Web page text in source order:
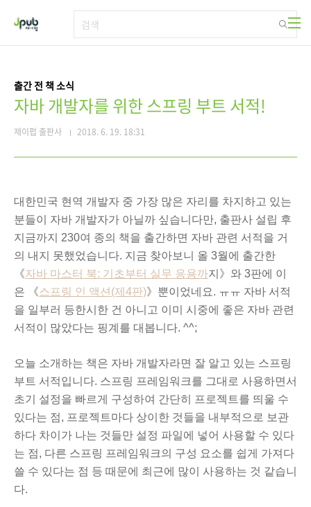
출간 전 책 소식
자바 개발자를 위한 스프링 부트 서적!
제이펍 출판사 2018. 6. 19. 18:31
대한민국 현역 개발자 중 가장 많은 자리를 차지하고 있는
분들이 자바 개발자가 아닐까 싶습니다만, 출판사 설립 후
지금까지 230여 종의 책을 출간하면 자바 관련 서적을 거
의 내지 못했었습니다. 지금 찾아보니 올 3월에 출간한
《자바 마스터 북: 기초부터 실무 응용까지》 와 3판에 이
은
《스프링 인 액션(제4판)》뿐이었네요. ㅠㅠ 자바 서적
을 일부러 등한시한 건 아니고 이미 시중에 좋은 자바 관련
서적이 많았다는 핑계를 대봅니다. ^^;
오늘 소개하는 책은 자바 개발자라면 잘 알고 있는 스프링
부트 서적입니다. 스프링 프레임워크를 그대로 사용하면서
초기 설정을 빠르게 구성하여 간단히 프로젝트를 띄울 수
있다는 점, 프로젝트마다 상이한 것들을 내부적으로 보관
하다 차이가 나는 것들만 설정 파일에 넣어 사용할 수 있다
는 점, 다른 스프링 프레임워크의 구성 요소를 쉽게 가져다
쓸 수 있다는 점 등 때문에 최근에 많이 사용하는 것 같습니
다.